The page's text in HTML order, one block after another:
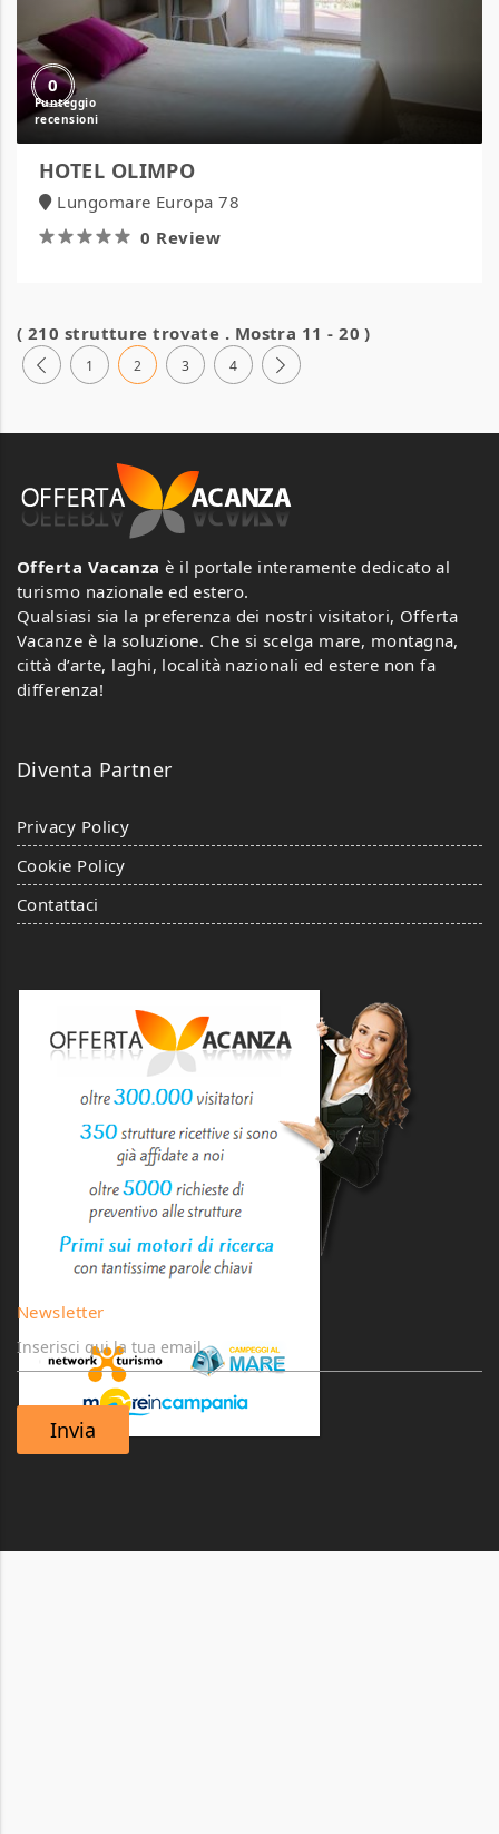
0
HOTEL OLIMPO
Lungomare Europa 78
0 Review
( 210 strutture trovate . Mostra 11 - 20 )
1 2 3 4
Offerta Vacanza è il portale interamente dedicato al
turismo nazionale ed estero.
Qualsiasi sia la preferenza dei nostri visitatori, Offerta
Vacanze è la soluzione. Che si scelga mare, montagna,
città d’arte, laghi, località nazionali ed estere non fa
differenza!
Diventa Partner
Privacy Policy
Cookie Policy
Contattaci
Newsletter